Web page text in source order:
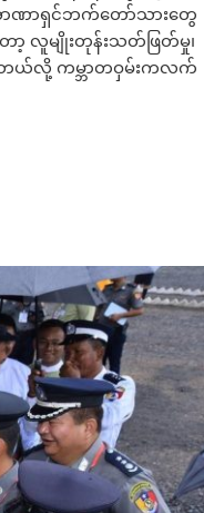
ဏာရှင်ဘက်တော်သားတွေ
လူမျိုးတုန်းသတ်ဖြတ်မှု၊
ရတယ်လို့ ကမ္ဘာတဝှမ်းကလက်